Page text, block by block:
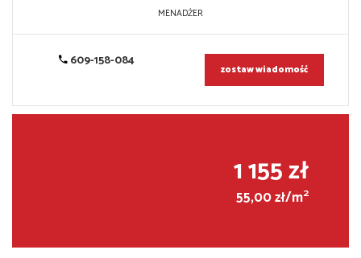
MENADŻER
609-158-084 zostaw wiadomość
1 155 zł
55,00 zł/m2